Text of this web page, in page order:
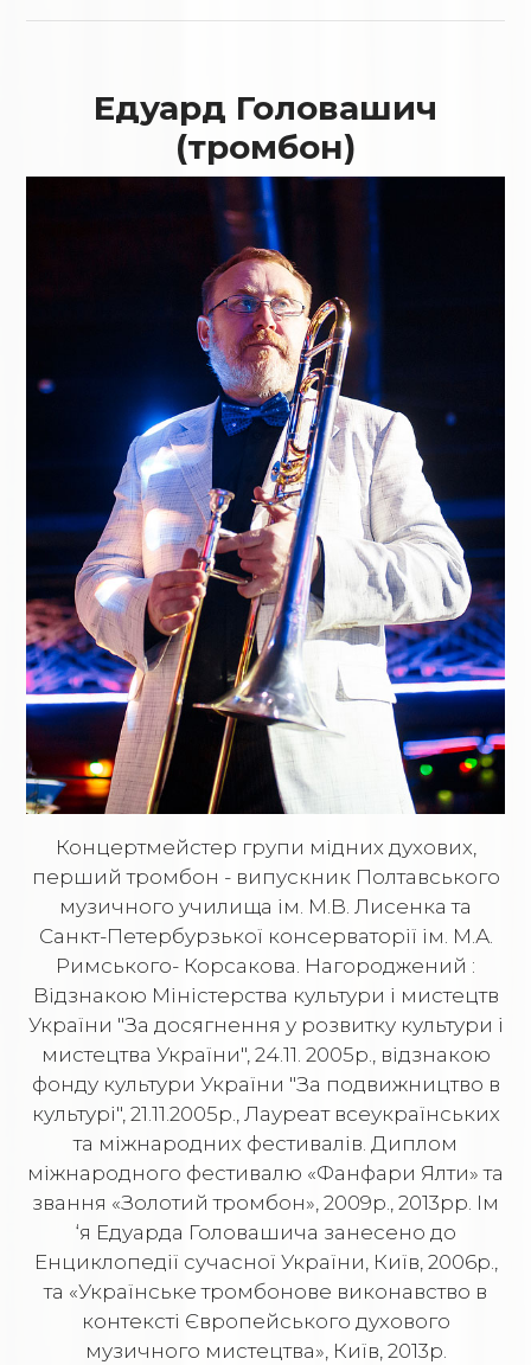
Едуард Головашич
(тромбон)
Концертмейстер групи мідних духових,
перший тромбон - випускник Полтавського
музичного училища ім. М.В. Лисенка та
Санкт-Петербурзької консерваторії ім. М.А.
Римського- Корсакова. Нагороджений :
Відзнакою Міністерства культури і мистецтв
України "За досягнення у розвитку культури і
мистецтва України", 24.11. 2005р., відзнакою
фонду культури України "За подвижництво в
культурі", 21.11.2005р., Лауреат всеукраїнських
та міжнародних фестивалів. Диплом
міжнародного фестивалю «Фанфари Ялти» та
звання «Золотий тромбон», 2009р., 2013рр. Ім
‘я Eдуарда Головашича занесено до
Енциклопедії сучасної України, Київ, 2006р.,
та «Українське тромбонове виконавство в
контексті Європейського духового
музичного мистецтва», Київ, 2013р.